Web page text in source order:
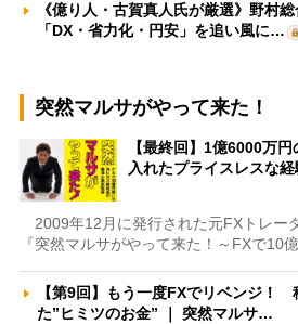
《億り人・古賀真人氏が厳選》野村
「DX・省力化・円安」を追い風に…
突然マルサがやって来た！
【最終回】1億6000万
入れたプライスレスな
2009年12月に発行された元FXトレー
『突然マルサがやって来た！～FXで10
【第9回】もう一度FXでリベンジ！
た”ヒミツのお金” ｜ 突然マルサ…